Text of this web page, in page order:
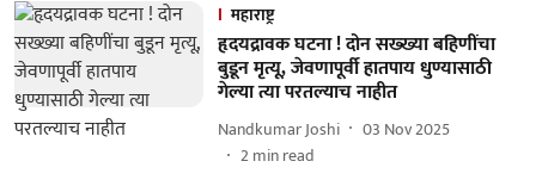
महाराष्ट्र
हृदयद्रावक घटना ! दोन सख्ख्या बहि‍णींचा
बुडून मृत्यू, जेवणापूर्वी हातपाय धुण्यासाठी
गेल्या त्या परतल्याच नाहीत
Nandkumar Joshi
03 Nov 2025
2min read